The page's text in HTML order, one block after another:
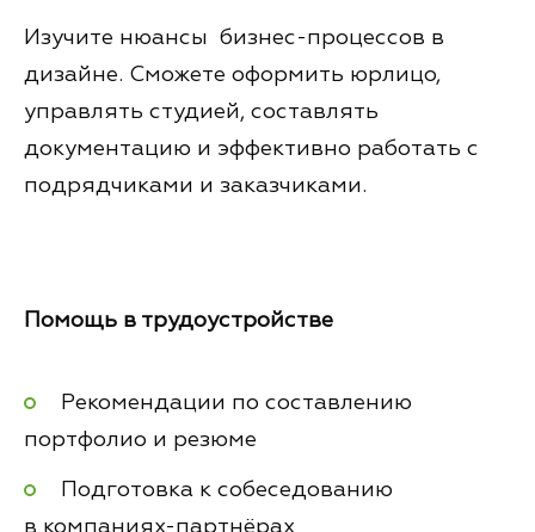
Изучите нюансы бизнес-процессов в
дизайне. Сможете оформить юрлицо,
управлять студией, составлять
документацию и эффективно работать с
подрядчиками и заказчиками.
Помощь в трудоустройстве
Рекомендации по составлению
портфолио и резюме
Подготовка к собеседованию
в компаниях-партнёрах